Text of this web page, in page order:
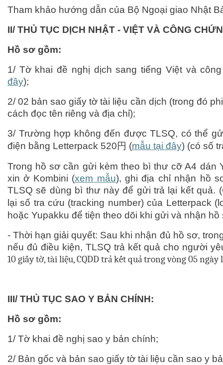
Tham khảo hướng dẫn của Bộ Ngoại giao Nhật
II/ THỦ TỤC DỊCH NHẬT - VIỆT VÀ CÔNG
Hồ sơ gồm:
1/ Tờ khai đề nghị dịch sang tiếng Việt và
đây);
2/ 02 bản sao giấy tờ tài liệu cần dịch (trong đó
cách đọc tên riêng và địa chỉ);
3/ Trường hợp không đến được TLSQ, có thể
điện bằng Letterpack 520円 (mẫu tại đây) (có số
Trong hồ sơ cần gửi kèm theo bì thư cỡ A4 dán
xin ở Kombini (xem mẫu), ghi địa chỉ nhận hồ
TLSQ sẽ dùng bì thư này để gửi trả lại kết quả.
lại số tra cứu (tracking number) của Letterpack
hoặc Yupakku để tiện theo dõi khi gửi và nhận hồ
-Thời hạn giải quyết: Sau khi nhận đủ hồ sơ,
nếu đủ điều kiện, TLSQ trả kết quả cho người
10 giấy tờ, tài liệu, CQDD trả kết quả trong vòng 05 ngày
III/ THỦ TỤC SAO Y BẢN CHÍNH:
Hồ sơ gồm:
1/ Tờ khai đề nghị sao y bản chính;
2/ Bản gốc và bản sao giấy tờ tài liệu cần sao y